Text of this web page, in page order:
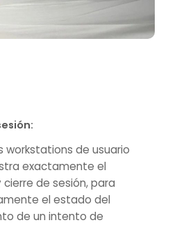
workstations de usuario
exactamente el
de sesión, para
el estado del
de un intento de